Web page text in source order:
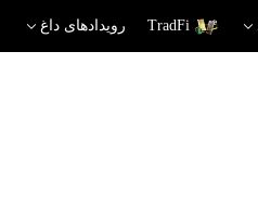
TradFi رویدادهای داغ